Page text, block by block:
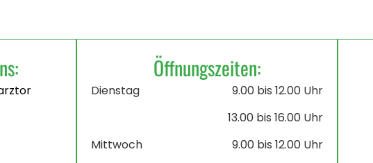
Öffnungszeiten:
Dienstag
9.00 bis 12.00 Uhr
13.00 bis 16.00 Uhr
Mittwoch
9.00 bis 12.00 Uhr